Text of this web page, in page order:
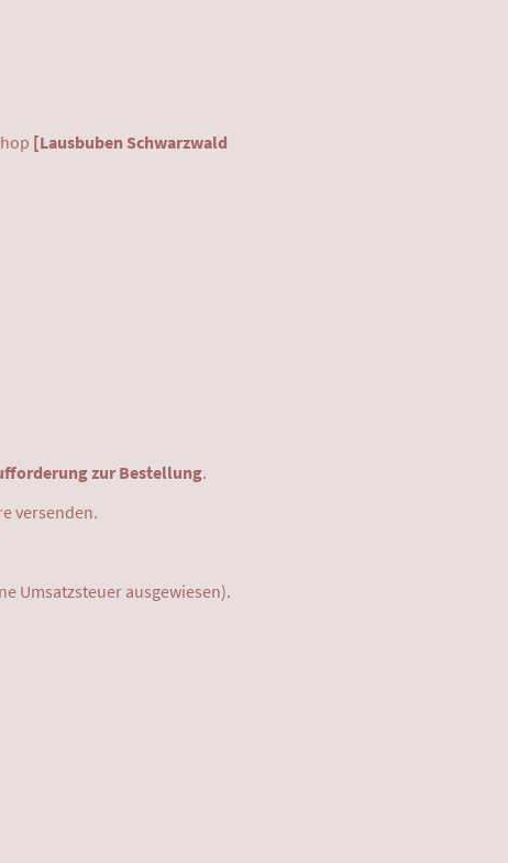
[Lausbuben Schwarzwald
zur Bestellung.
versenden.
Umsatzsteuer ausgewiesen).